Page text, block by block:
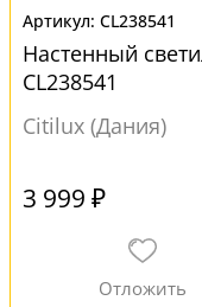
CL238541
Настенный
CL238541
Citilux (Дания)
3 999 ₽